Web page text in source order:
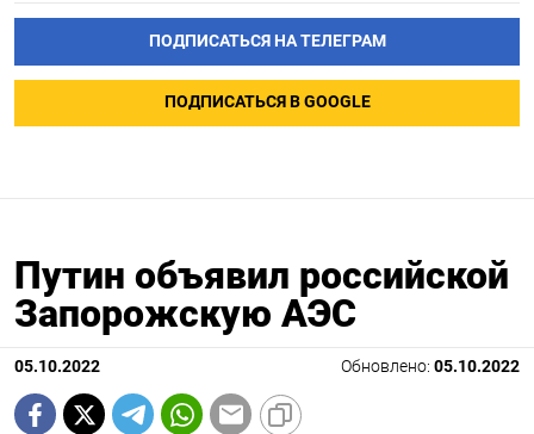
ПОДПИСАТЬСЯ НА ТЕЛЕГРАМ
ПОДПИСАТЬСЯ В GOOGLE
Путин объявил российской
Запорожскую АЭС
05.10.2022 Обновлено: 05.10.2022